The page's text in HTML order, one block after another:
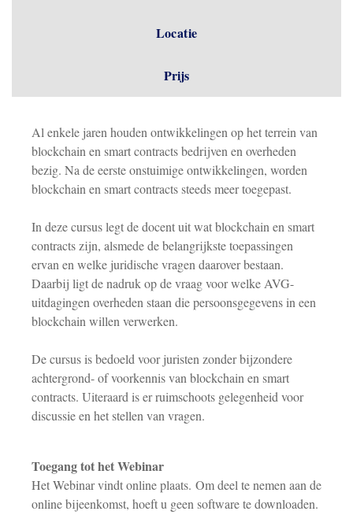
Locatie
Prijs
Al enkele jaren houden ontwikkelingen op het terrein van
blockchain en smart contracts bedrijven en overheden
bezig. Na de eerste onstuimige ontwikkelingen, worden
blockchain en smart contracts steeds meer toegepast.
In deze cursus legt de docent uit wat blockchain en smart
contracts zijn, alsmede de belangrijkste toepassingen
ervan en welke juridische vragen daarover bestaan.
Daarbij ligt de nadruk op de vraag voor welke AVG-
uitdagingen overheden staan die persoonsgegevens in een
blockchain willen verwerken.
De cursus is bedoeld voor juristen zonder bijzondere
achtergrond- of voorkennis van blockchain en smart
contracts. Uiteraard is er ruimschoots gelegenheid voor
discussie en het stellen van vragen.
Toegang tot het Webinar
Het Webinar vindt online plaats. Om deel te nemen aan de
online bijeenkomst, hoeft u geen software te downloaden.